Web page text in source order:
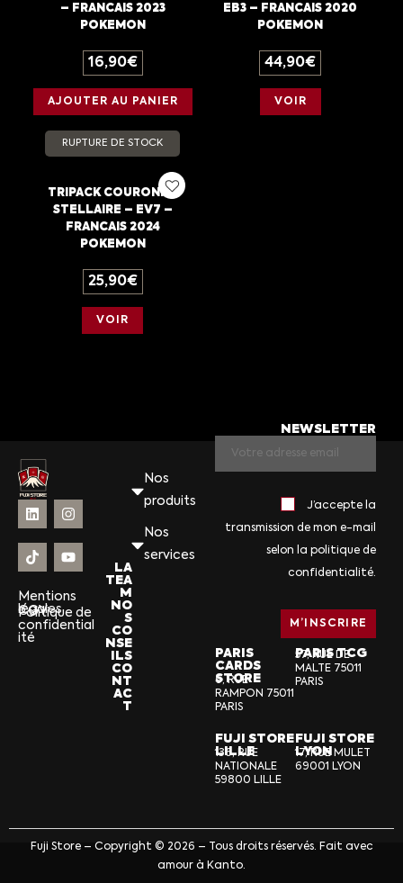
– FRANCAIS 2023
POKEMON
16,90€
AJOUTER AU PANIER
EB3 – FRANCAIS 2020
POKEMON
44,90€
VOIR
RUPTURE DE STOCK
TRIPACK COURONNE
STELLAIRE – EV7 –
FRANCAIS 2024
POKEMON
25,90€
VOIR
Mentions
légales
CGV
Politique de
confidential
ité
Nos
produits
Nos
services
LA
TEA
M
NO
S
CO
NSE
ILS
CO
NT
AC
T
NEWSLETTER
J’accepte la
transmission de mon e-mail
selon la politique de
confidentialité.
PARIS
CARDS
STORE
6, RUE
RAMPON 75011
PARIS
PARIS TCG
57, RUE DE
MALTE 75011
PARIS
FUJI STORE
LILLE
136, RUE
NATIONALE
59800 LILLE
FUJI STORE
LYON
17, RUE MULET
69001 LYON
Fuji Store – Copyright © 2026 – Tous droits réservés. Fait avec
amour à Kanto.